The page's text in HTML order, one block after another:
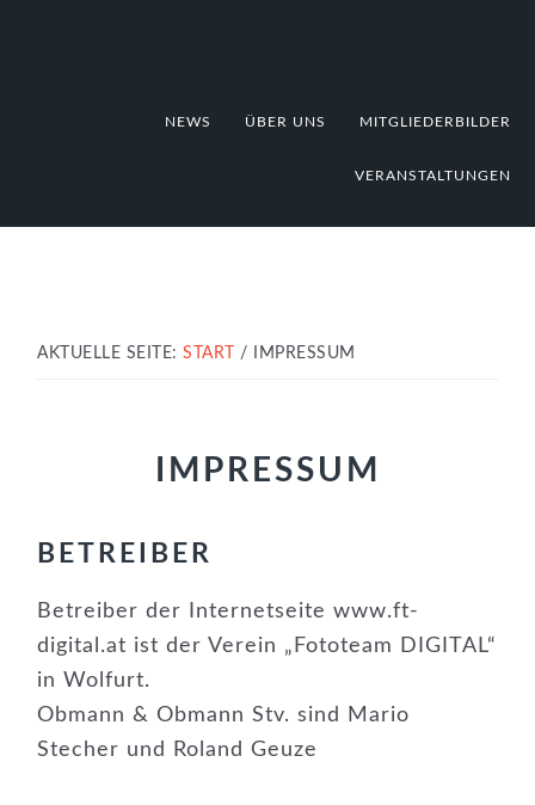
NEWS ÜBER UNS MITGLIEDERBILDER
VERANSTALTUNGEN
AKTUELLE SEITE:START / IMPRESSUM
IMPRESSUM
BETREIBER
Betreiber der Internetseite www.ft-
digital.at ist der Verein „Fototeam DIGITAL“
in Wolfurt.
Obmann & Obmann Stv. sind Mario
Stecher und Roland Geuze